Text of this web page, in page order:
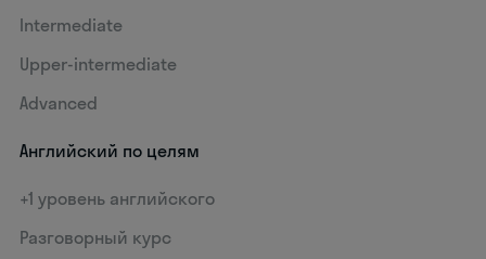
Intermediate
Upper-intermediate
Advanced
Английский по целям
+1 уровень английского
Разговорный курс